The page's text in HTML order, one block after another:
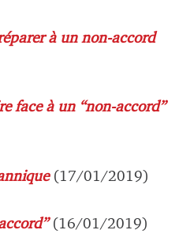
à un non-accord
face à un “non-accord”
(17/01/2019)
(16/01/2019)